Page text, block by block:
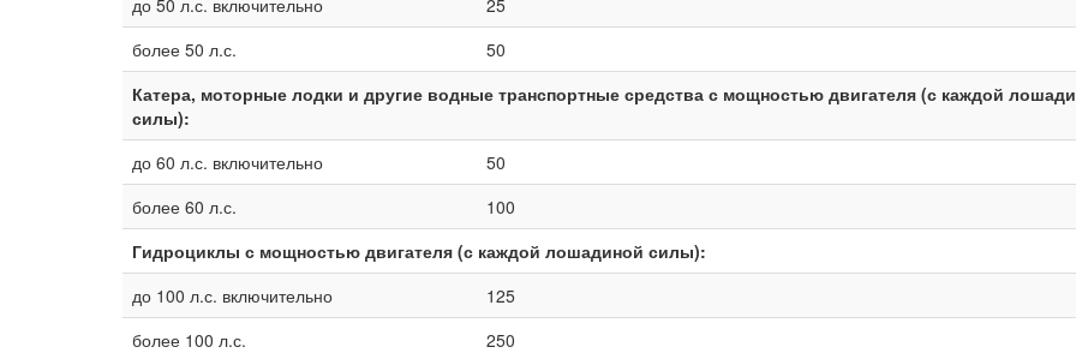
до 50 л.с. включительно
25
более 50 л.с.
50
Катера, моторные лодки и другие водные транспортные средства с мощностью двигателя (с каждой
силы):
до 60 л.с. включительно
50
более 60 л.с.
100
Гидроциклы с мощностью двигателя (с каждой лошадиной силы):
до 100 л.с. включительно
125
более 100 л.с.
250